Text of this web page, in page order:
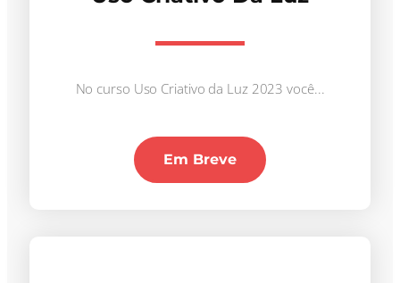
No curso Uso Criativo da Luz 2023 você...
Em Breve